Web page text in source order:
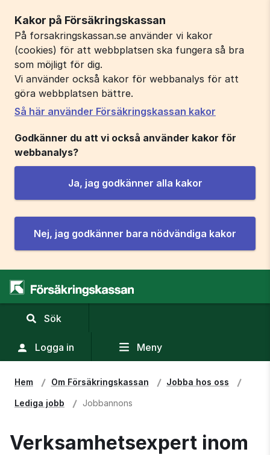
Kakor på Försäkringskassan
På forsakringskassan.se använder vi kakor
(cookies) för att webbplatsen ska fungera så bra
som möjligt för dig.
Vi använder också kakor för webbanalys för att
göra webbplatsen bättre.
Så här använder Försäkringskassan kakor
Godkänner du att vi också använder kakor för
webbanalys?
Ja, jag godkänner alla kakor
Nej, jag godkänner bara nödvändiga kakor
Sök
sökfält
Logga in Meny
Hem Om Försäkringskassan Jobba hos oss
Lediga jobb Jobbannons
Verksamhetsexpert inom